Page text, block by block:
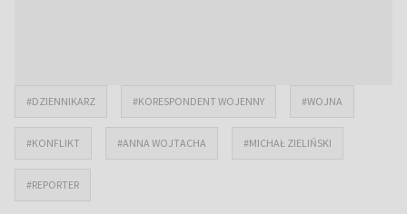
#DZIENNIKARZ #KORESPONDENT WOJENNY #WOJNA
#KONFLIKT #ANNA WOJTACHA #MICHAŁ ZIELIŃSKI
#REPORTER